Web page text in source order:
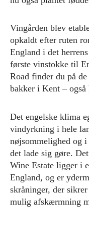
Vingården blev
opkaldt efter ruten
England i det
første vinstokke til
Road finder du på
bakker i Kent – også
Det engelske klima
vindyrkning i hele
nøjsommelighed og
det lade sig gøre.
Wine Estate ligger i
England, og er
skråninger, der
mulig afskærmning